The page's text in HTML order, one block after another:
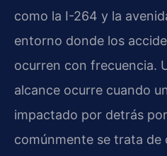
como la I-264 y la
entorno donde los
ocurren con frecuencia.
alcance ocurre cuando
impactado por detrás
comúnmente se trata de